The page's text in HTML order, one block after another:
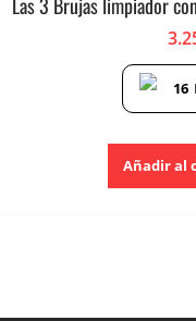
16
Añadir al